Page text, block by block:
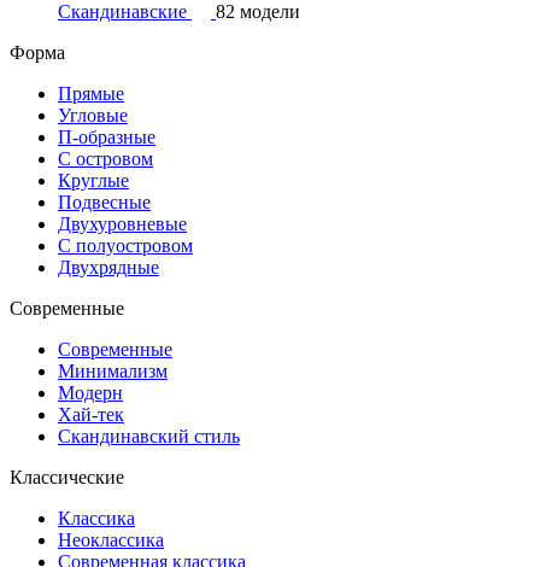
Скандинавские
82 модели
Форма
Прямые
Угловые
П-образные
С островом
Круглые
Подвесные
Двухуровневые
С полуостровом
Двухрядные
Современные
Современные
Минимализм
Модерн
Хай-тек
Скандинавский стиль
Классические
Классика
Неоклассика
Современная классика